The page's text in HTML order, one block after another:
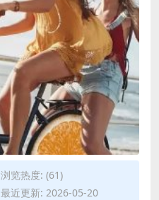
浏览热度: (61)
最近更新: 2026-05-20